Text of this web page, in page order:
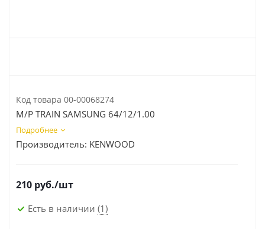
Код товара 00-00068274
M/P TRAIN SAMSUNG 64/12/1.00
Подробнее
Производитель: KENWOOD
210 руб./шт
Есть в наличии (1)